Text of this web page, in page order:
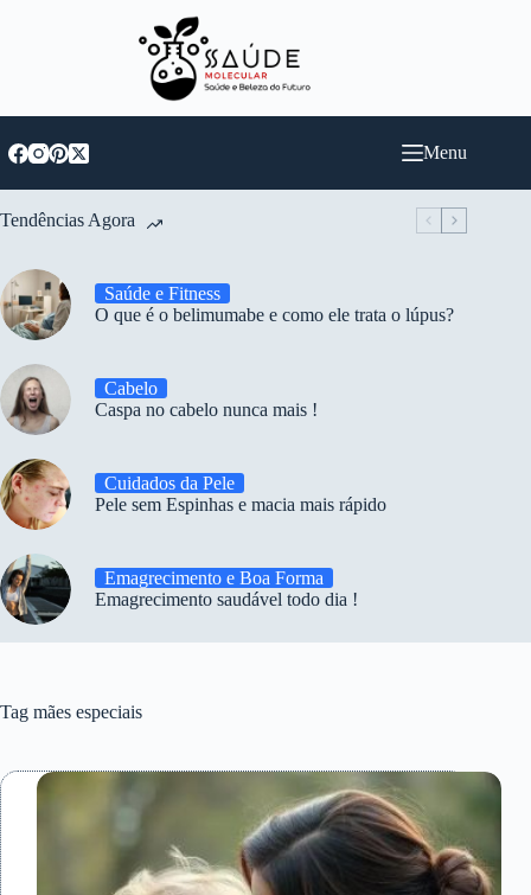
Menu
Tendências Agora
Saúde e Fitness
O que é o belimumabe e como ele trata o lúpus?
Cabelo
Caspa no cabelo nunca mais !
Cuidados da Pele
Pele sem Espinhas e macia mais rápido
Emagrecimento e Boa Forma
Emagrecimento saudável todo dia !
Tag mães especiais